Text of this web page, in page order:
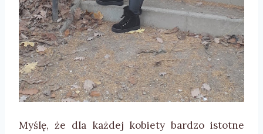
Myślę, że dla każdej kobiety bardzo istotne